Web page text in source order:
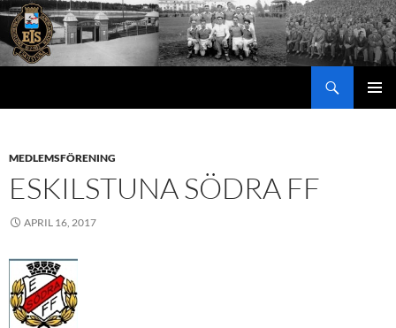
Hoppa
till
innehåll
MEDLEMSFÖRENING
ESKILSTUNA SÖDRA FF
APRIL 16, 2017